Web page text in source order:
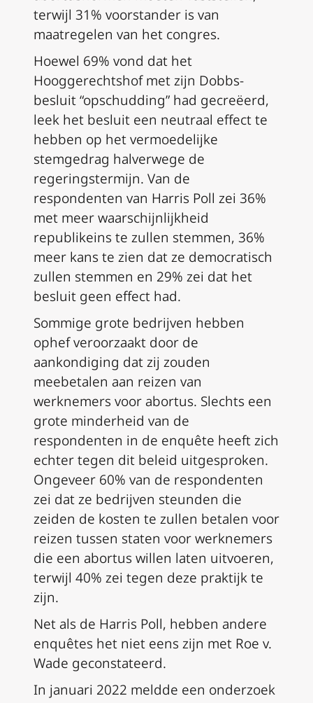
terwijl 31% voorstander is van
maatregelen van het congres.
Hoewel 69% vond dat het
Hooggerechtshof met zijn Dobbs-
besluit “opschudding” had gecreëerd,
leek het besluit een neutraal effect te
hebben op het vermoedelijke
stemgedrag halverwege de
regeringstermijn. Van de
respondenten van Harris Poll zei 36%
met meer waarschijnlijkheid
republikeins te zullen stemmen, 36%
meer kans te zien dat ze democratisch
zullen stemmen en 29% zei dat het
besluit geen effect had.
Sommige grote bedrijven hebben
ophef veroorzaakt door de
aankondiging dat zij zouden
meebetalen aan reizen van
werknemers voor abortus. Slechts een
grote minderheid van de
respondenten in de enquête heeft zich
echter tegen dit beleid uitgesproken.
Ongeveer 60% van de respondenten
zei dat ze bedrijven steunden die
zeiden de kosten te zullen betalen voor
reizen tussen staten voor werknemers
die een abortus willen laten uitvoeren,
terwijl 40% zei tegen deze praktijk te
zijn.
Net als de Harris Poll, hebben andere
enquêtes het niet eens zijn met Roe v.
Wade geconstateerd.
In januari 2022 meldde een onderzoek